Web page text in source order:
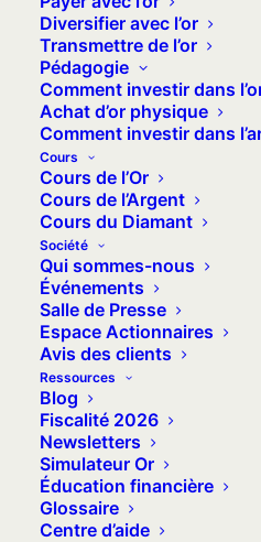
Diversifier avec l’or
Transmettre de l’or
Pédagogie
Comment investir dans
Achat d’or physique
Comment investir dans
Cours
Cours de l’Or
Cours de l’Argent
Cours du Diamant
Société
Qui sommes-nous
Événements
Salle de Presse
Espace Actionnaires
Avis des clients
Ressources
Blog
Fiscalité 2026
Newsletters
Simulateur Or
Éducation financière
Glossaire
Centre d’aide
proposition de loi
l’épargne des Français
d’être le premier
ce ne sera surement
il est vrai que nos
particulièrement
fléchage de nos
quelques années.
sujet traité par la
de loi en date, on
voir dans le libellé
reflet de la profonde
des Français en
économique. Car en
on besoin « d’orienter
sinon de gens qui ne
capables de s’en